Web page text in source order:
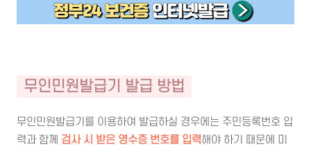
무인민원발급기 발급 방법
무인민원발급기를 이용하여 발급하실 경우에는 주민등록번호 입
력과 함께 검사 시 받은 영수증 번호를 입력해야 하기 때문에 미